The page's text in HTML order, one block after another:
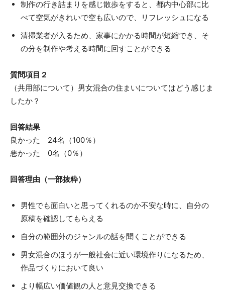
制作の行き詰まりを感じ散歩をすると、都内中心部に比
べて空気がきれいで空も広いので、リフレッシュになる
清掃業者が入るため、家事にかかる時間が短縮でき、そ
の分を制作や考える時間に回すことができる
質問項目２
（共用部について）男女混合の住まいについてはどう感じま
したか？
回答結果
良かった 24名（100％）
悪かった 0名（0％）
回答理由（一部抜粋）
男性でも面白いと思ってくれるのか不安な時に、自分の
原稿を確認してもらえる
自分の範囲外のジャンルの話を聞くことができる
男女混合のほうが一般社会に近い環境作りになるため、
作品づくりにおいて良い
より幅広い価値観の人と意見交換できる